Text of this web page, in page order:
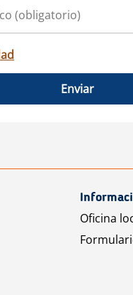
Enviar
Oficina